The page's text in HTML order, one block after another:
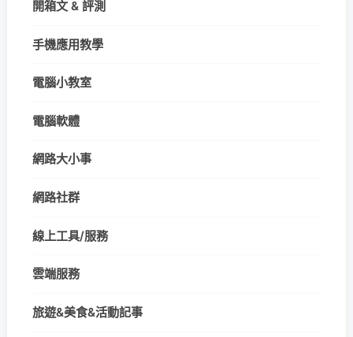
開箱文 & 評測
手機應用教學
電腦小教室
電腦軟體
網路大小事
網路社群
線上工具/服務
雲端服務
旅遊&美食&活動記事